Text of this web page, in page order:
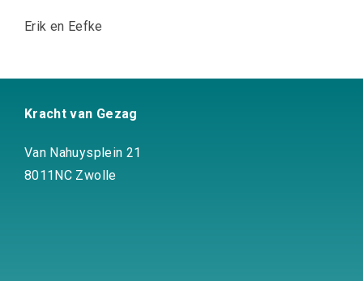
Erik en Eefke
Kracht van Gezag
Van Nahuysplein 21
8011NC Zwolle